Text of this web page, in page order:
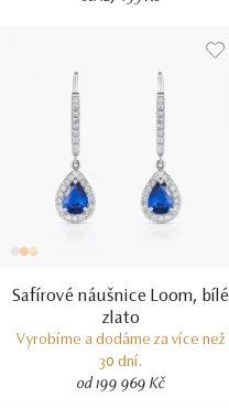
Safírové náušnice Loom, bílé
zlato
Vyrobíme a dodáme za více než
30 dní.
od 199 969 Kč